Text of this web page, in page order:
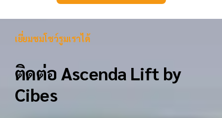
เยี่ยมชมโชว์รูมเราได้
ติดต่อ Ascenda Lift by
Cibes